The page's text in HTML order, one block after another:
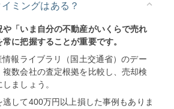
ミングはある？
や「いま自分の不動産がいくらで売れ
に把握することが重要です。
報ライブラリ（国土交通省）のデー
複数会社の査定根拠を比較し、売却検
ましょう。
して400万円以上損した事例もありま